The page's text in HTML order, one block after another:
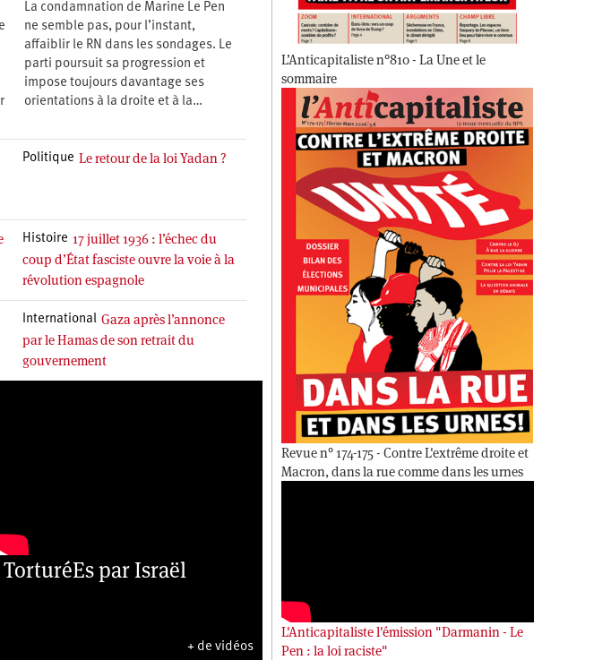
La condamnation de Marine Le Pen
ne semble pas, pour l’instant,
affaiblir le RN dans les sondages. Le
parti poursuit sa progression et
impose toujours davantage ses
orientations à la droite et à la…
Politique Le retour de la loi Yadan ?
Histoire 17 juillet 1936 : l’échec du
coup d’État fasciste ouvre la voie à la
révolution espagnole
International Gaza après l’annonce
par le Hamas de son retrait du
gouvernement
TorturéEs par Israël
+ de vidéos
L’Anticapitaliste n°810 - La Une et le
sommaire
Revue n° 174-175 - Contre L'extrême droite et
Macron, dans la rue comme dans les urnes
L'Anticapitaliste l'émission "Darmanin - Le
Pen : la loi raciste"